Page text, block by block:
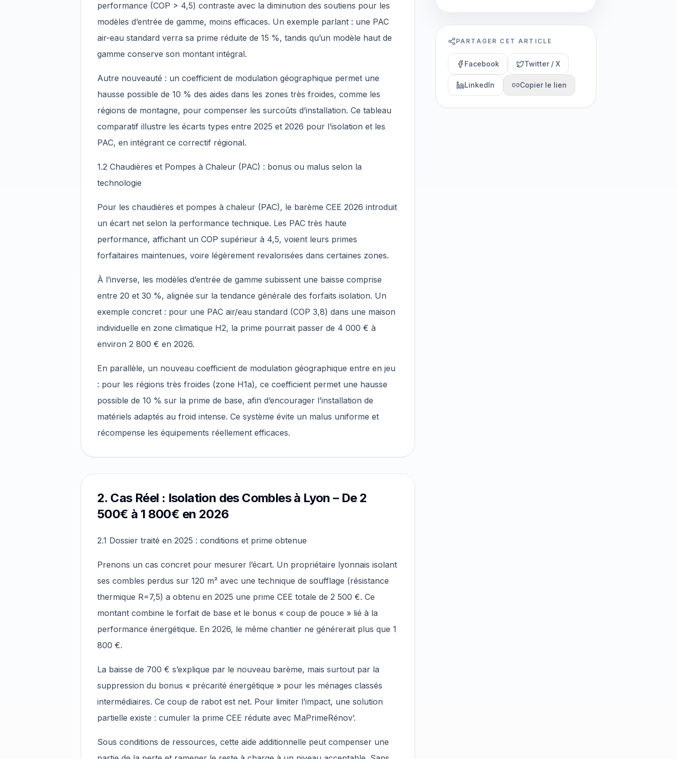
performance (COP > 4,5) contraste avec la diminution des soutiens pour les
modèles d’entrée de gamme, moins efficaces. Un exemple parlant : une PAC
air-eau standard verra sa prime réduite de 15 %, tandis qu’un modèle haut de
gamme conserve son montant intégral.
Autre nouveauté : un coefficient de modulation géographique permet une
hausse possible de 10 % des aides dans les zones très froides, comme les
régions de montagne, pour compenser les surcoûts d’installation. Ce tableau
comparatif illustre les écarts types entre 2025 et 2026 pour l’isolation et les
PAC, en intégrant ce correctif régional.
1.2 Chaudières et Pompes à Chaleur (PAC) : bonus ou malus selon la
technologie
Pour les chaudières et pompes à chaleur (PAC), le barème CEE 2026 introduit
un écart net selon la performance technique. Les PAC très haute
performance, affichant un COP supérieur à 4,5, voient leurs primes
forfaitaires maintenues, voire légèrement revalorisées dans certaines zones.
À l’inverse, les modèles d’entrée de gamme subissent une baisse comprise
entre 20 et 30 %, alignée sur la tendance générale des forfaits isolation. Un
exemple concret : pour une PAC air/eau standard (COP 3,8) dans une maison
individuelle en zone climatique H2, la prime pourrait passer de 4 000 € à
environ 2 800 € en 2026.
En parallèle, un nouveau coefficient de modulation géographique entre en jeu
: pour les régions très froides (zone H1a), ce coefficient permet une hausse
possible de 10 % sur la prime de base, afin d’encourager l’installation de
matériels adaptés au froid intense. Ce système évite un malus uniforme et
récompense les équipements réellement efficaces.
2. Cas Réel : Isolation des Combles à Lyon – De 2
500€ à 1 800€ en 2026
2.1 Dossier traité en 2025 : conditions et prime obtenue
Prenons un cas concret pour mesurer l’écart. Un propriétaire lyonnais isolant
ses combles perdus sur 120 m² avec une technique de soufflage (résistance
thermique R=7,5) a obtenu en 2025 une prime CEE totale de 2 500 €. Ce
montant combine le forfait de base et le bonus « coup de pouce » lié à la
performance énergétique. En 2026, le même chantier ne générerait plus que 1
800 €.
La baisse de 700 € s’explique par le nouveau barème, mais surtout par la
suppression du bonus « précarité énergétique » pour les ménages classés
intermédiaires. Ce coup de rabot est net. Pour limiter l’impact, une solution
partielle existe : cumuler la prime CEE réduite avec MaPrimeRénov’.
Sous conditions de ressources, cette aide additionnelle peut compenser une
PARTAGER CET ARTICLE
Facebook Twitter / X
LinkedIn Copier le lien